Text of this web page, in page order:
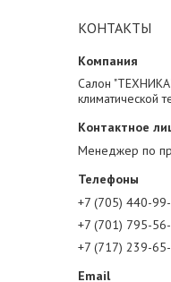
КОНТАКТЫ
Салон
климатической
Менеджер по
+7 (705) 440-
+7 (701) 795-
+7 (717) 239-